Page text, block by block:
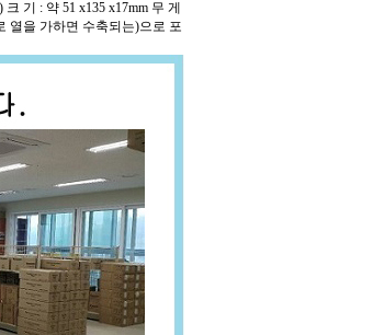
기 : 약 51 x135 x17mm 무 게
열을 가하면 수축되는)으로 포